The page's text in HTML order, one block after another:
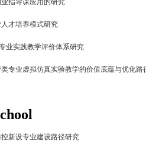
指导课应用的研究
才培养模式研究
业实践教学评价体系研究
专业虚拟仿真实验教学的价值底蕴与优化路
新设专业建设路径研究